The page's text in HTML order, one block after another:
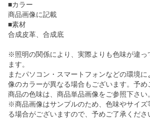
■カラー
商品画像に記載
■素材
合成皮革、合成底
※照明の関係により、実際よりも色味が違っ
ます。
またパソコン・スマートフォンなどの環境
像のカラーが異なる場合もございます。予め
商品の色味は、商品単品画像をご参照下さい。
※商品画像はサンプルのため、色味やサイズ
る場合がございますので、予めご了承くださ